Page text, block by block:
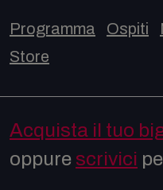
Programma Ospiti
Store
Acquista il tuo
oppure scrivici